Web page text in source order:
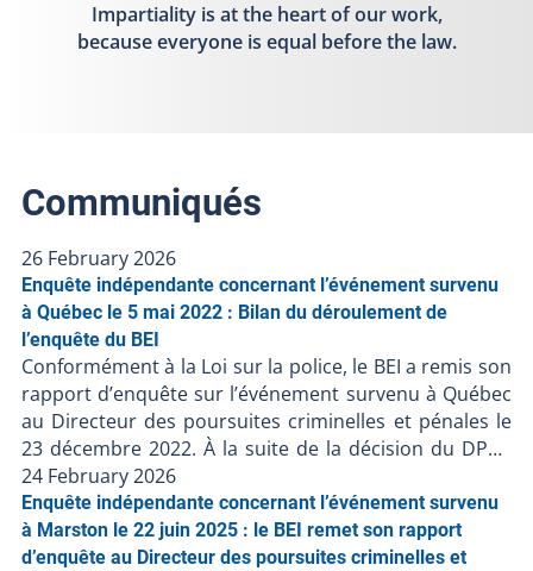
Impartiality is at the heart of our work,
because everyone is equal before the law.
Communiqués
26 February 2026
Enquête indépendante concernant l’événement survenu
à Québec le 5 mai 2022 : Bilan du déroulement de
l’enquête du BEI
Conformément à la Loi sur la police, le BEI a remis son
rapport d’enquête sur l’événement survenu à Québec
au Directeur des poursuites criminelles et pénales le
23 décembre 2022. À la suite de la décision du DPCP
de ne pas porter d’accusation contre les policiers
impliqués, et en l’absence de faits nouveaux, le BEI clôt
le dossier BEI-220506-001. Les procédures judiciaires
étant terminées, le BEI publie son bilan de l’enquête à
24 February 2026
Enquête indépendante concernant l’événement survenu
à Marston le 22 juin 2025 : le BEI remet son rapport
d’enquête au Directeur des poursuites criminelles et